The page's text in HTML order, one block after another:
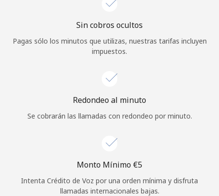
Iniciar Sesión
Continuar con
Sin cobros ocultos
Pagas sólo los minutos que utilizas, nuestras tarifas incluyen
impuestos.
Redondeo al minuto
Se cobrarán las llamadas con redondeo por minuto.
Monto Mínimo ⁦€5⁩
Intenta Crédito de Voz por una orden mínima y disfruta
llamadas internacionales bajas.